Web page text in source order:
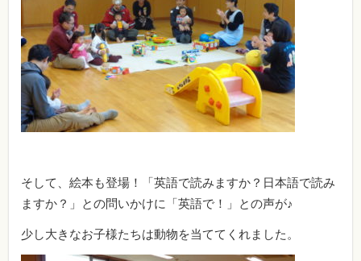
そして、絵本も登場！「英語で読みますか？日本語で読み
ますか？」との問いかけに「英語で！」との声が♪
少し大きなお子様たちは動物を当ててくれました。